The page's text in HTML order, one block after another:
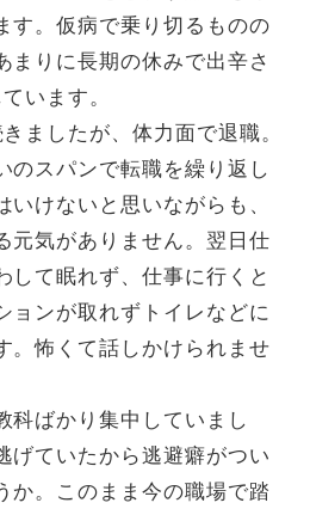
す。仮病で乗り切るものの
まりに長期の休みで出辛さ
います。
ましたが、体力面で退職。
のスパンで転職を繰り返し
いけないと思いながらも、
元気がありません。翌日仕
して眠れず、仕事に行くと
ョンが取れずトイレなどに
。怖くて話しかけられませ
科ばかり集中していまし
げていたから逃避癖がつい
か。このまま今の職場で踏